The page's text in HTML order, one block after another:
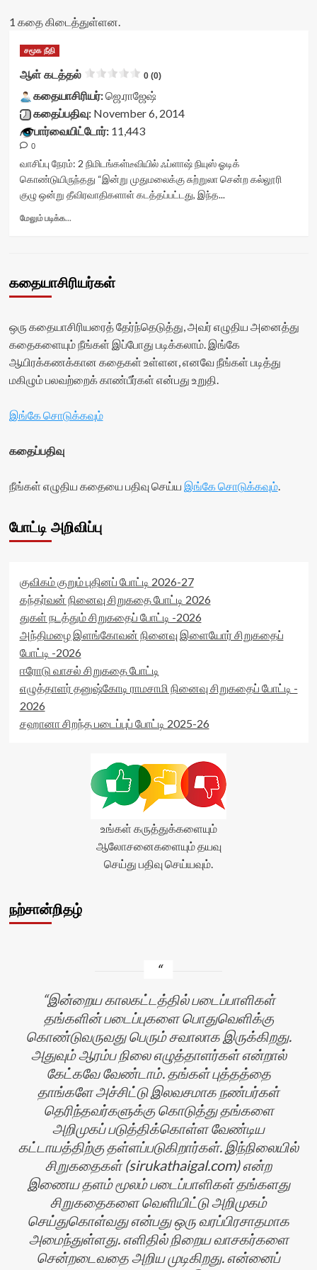
1 கதை கிடைத்துள்ளன.
சமூக நீதி
ஆள் கடத்தல் 0 (0)
கதையாசிரியர்:ஜெ.ராஜேஷ்
கதைப்பதிவு:November 6, 2014
பார்வையிட்டோர்:11,443
0
வாசிப்பு நேரம்: 2 நிமிடங்கள்டீவியில் ஃப்ளாஷ் நியுஸ் ஓடிக்
கொண்டுயிருந்தது “இன்று முதுமலைக்கு சுற்றுலா சென்ற கல்லூரி
குழு ஒன்று தீவிரவாதிகளாள் கடத்தப்பட்டது, இந்த...
மேலும் படிக்க...
class="yasr-
title-
container">
<div
class='yasr-
stars-
rater-
readonly-
data-
starsize='16'
data-
rater-
postid='21964'
data-
rater-
readonly='true'
data-
readonly-
</div>
average'>0
கதையாசிரியர்கள்
ஒரு கதையாசிரியரைத் தேர்ந்தெடுத்து, அவர் எழுதிய அனைத்து
கதைகளையும் நீங்கள் இப்போது படிக்கலாம். இங்கே
ஆயிரக்கணக்கான கதைகள் உள்ளன, எனவே நீங்கள் படித்து
மகிழும் பலவற்றைக் காண்பீர்கள் என்பது உறுதி.
இங்கே சொடுக்கவும்
கதைப்பதிவு
நீங்கள் எழுதிய கதையை பதிவு செய்ய இங்கே சொடுக்கவும்.
போட்டி அறிவிப்பு
குவிகம் குறும் புதினப் போட்டி 2026-27
கந்தர்வன் நினைவு சிறுகதை போட்டி 2026
துகள் நடத்தும் சிறுகதைப் போட்டி -2026
அந்திமழை இளங்கோவன் நினைவு இளையோர் சிறுகதைப்
போட்டி -2026
ஈரோடு வாசல் சிறுகதை போட்டி
எழுத்தாளர் தனுஷ்கோடி ராமசாமி நினைவு சிறுகதைப் போட்டி -
2026
சஹானா சிறந்த படைப்புப் போட்டி 2025-26
உங்கள் கருத்துக்களையும்
ஆலோசனைகளையும் தயவு
செய்து பதிவு செய்யவும்.
நற்சான்றிதழ்
இன்றைய காலகட்டத்தில் படைப்பாளிகள்
தங்களின் படைப்புகளை பொதுவெளிக்கு
கொண்டுவருவது பெரும் சவாலாக இருக்கிறது.
அதுவும் ஆரம்ப நிலை எழுத்தாளர்கள் என்றால்
கேட்கவே வேண்டாம். தங்கள் புத்தத்தை
தாங்களே அச்சிட்டு இலவசமாக நண்பர்கள்
தெரிந்தவர்களுக்கு கொடுத்து தங்களை
அறிமுகப் படுத்திக்கொள்ள வேண்டிய
கட்டாயத்திற்கு தள்ளப்படுகிறார்கள். இந்நிலையில்
சிறுகதைகள் (sirukathaigal.com) என்ற
இணைய தளம் மூலம் படைப்பாளிகள் தங்களது
சிறுகதைகளை வெளியிட்டு அறிமுகம்
செய்துகொள்வது என்பது ஒரு வரப்பிரசாதமாக
அமைந்துள்ளது. எளிதில் நிறைய வாசகர்களை
சென்றடைவதை அறிய முடிகிறது. என்னைப்